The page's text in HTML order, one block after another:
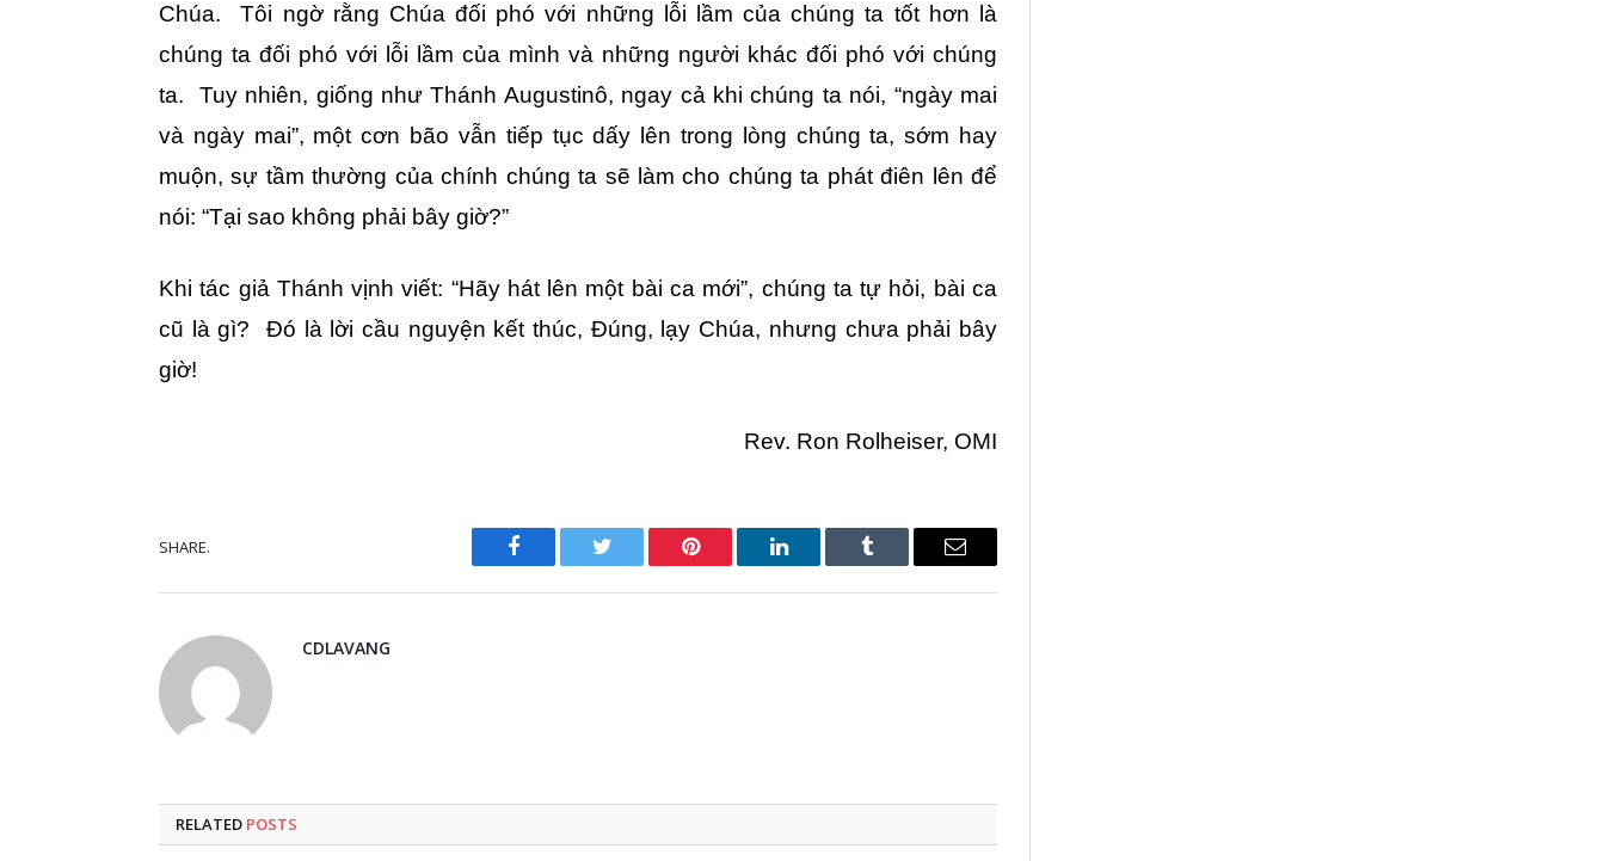
Chúa. Tôi ngờ rằng Chúa đối phó với những lỗi lầm của chúng ta tốt hơn là
chúng ta đối phó với lỗi lầm của mình và những người khác đối phó với chúng
ta. Tuy nhiên, giống như Thánh Augustinô, ngay cả khi chúng ta nói, “ngày mai
và ngày mai”, một cơn bão vẫn tiếp tục dấy lên trong lòng chúng ta, sớm hay
muộn, sự tầm thường của chính chúng ta sẽ làm cho chúng ta phát điên lên để
nói: “Tại sao không phải bây giờ?”
Khi tác giả Thánh vịnh viết: “Hãy hát lên một bài ca mới”, chúng ta tự hỏi, bài ca
cũ là gì? Đó là lời cầu nguyện kết thúc, Đúng, lạy Chúa, nhưng chưa phải bây
giờ!
Rev. Ron Rolheiser, OMI
SHARE.
Facebook Twitter Pinterest LinkedIn Tumblr Email
CDLAVANG
RELATED POSTS